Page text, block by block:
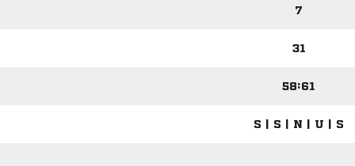
7
31
58:61
S | S | N | U | S